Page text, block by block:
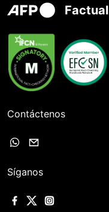
Factual
Contáctenos
Síganos